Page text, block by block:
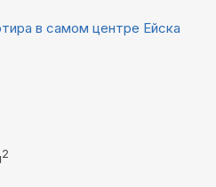
в самом центре Ейска
2